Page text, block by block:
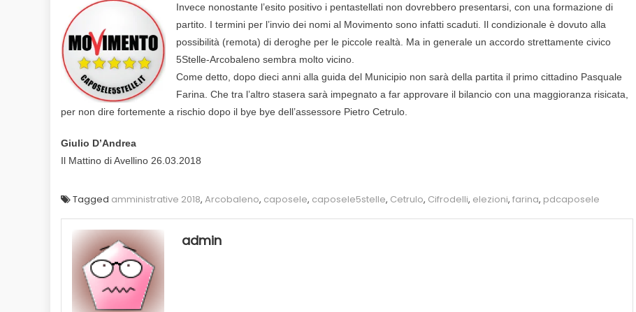
Invece nonostante l’esito positivo i pentastellati non dovrebbero presentarsi, con una formazione di
partito. I termini per l’invio dei nomi al Movimento sono infatti scaduti. Il condizionale è dovuto alla
possibilità (remota) di deroghe per le piccole realtà. Ma in generale un accordo strettamente civico
5Stelle-Arcobaleno sembra molto vicino.
Come detto, dopo dieci anni alla guida del Municipio non sarà della partita il primo cittadino Pasquale
Farina. Che tra l’altro stasera sarà impegnato a far approvare il bilancio con una maggioranza risicata,
per non dire fortemente a rischio dopo il bye bye dell’assessore Pietro Cetrulo.
Giulio D’Andrea
Il Mattino di Avellino 26.03.2018
Tagged amministrative 2018, Arcobaleno, caposele, caposele5stelle, Cetrulo, Cifrodelli, elezioni, farina, pdcaposele
admin